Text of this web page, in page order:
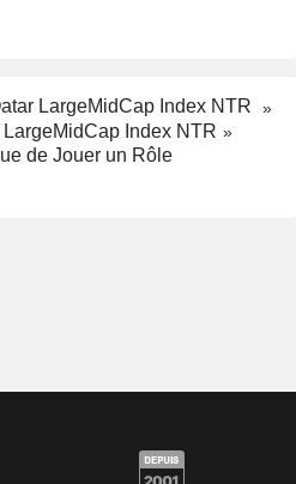
LargeMidCap Index NTR
Index NTR
de Jouer un Rôle